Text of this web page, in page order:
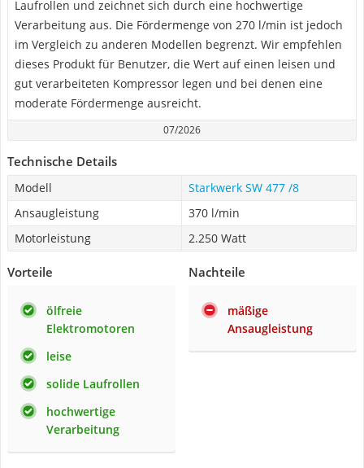
Laufrollen und zeichnet sich durch eine hochwertige
Verarbeitung aus. Die Fördermenge von 270 l/min ist jedoch
im Vergleich zu anderen Modellen begrenzt. Wir empfehlen
dieses Produkt für Benutzer, die Wert auf einen leisen und
gut verarbeiteten Kompressor legen und bei denen eine
moderate Fördermenge ausreicht.
07/2026
Technische Details
Modell
Starkwerk SW 477 /8
Ansaugleistung
370 l/min
Motorleistung
2.250 Watt
Vorteile
ölfreie
Elektromotoren
leise
solide Laufrollen
hochwertige
Verarbeitung
Nachteile
mäßige
Ansaugleistung